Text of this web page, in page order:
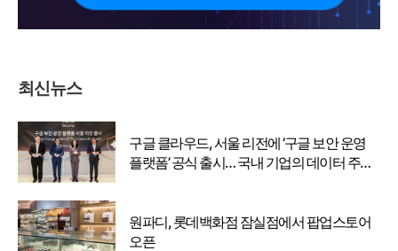
최신뉴스
구글 클라우드, 서울 리전에 ‘구글 보안 운영
플랫폼’ 공식 출시… 국내 기업의 데이터 주권
원파디, 롯데백화점 잠실점에서 팝업스토어
오픈